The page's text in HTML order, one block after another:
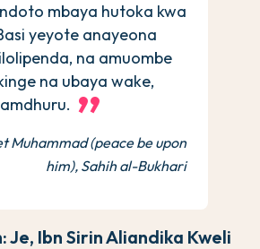
mbaya hutoka kwa
yeyote anayeona
na amuombe
na ubaya wake,
Muhammad (peace be upon
him), Sahih al-Bukhari
Je, Ibn Sirin Aliandika Kweli